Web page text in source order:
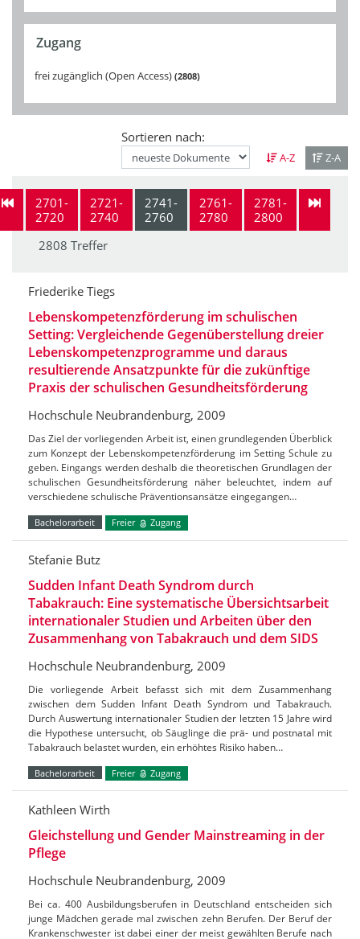
Zugang
frei zugänglich (Open Access) 2808
Sortieren nach:
A-Z Z-A
2701-
2720
2721-
2740
2741-
2760
2761-
2780
2781-
2800
2808 Treffer
Friederike Tiegs
Lebenskompetenzförderung im schulischen
Setting: Vergleichende Gegenüberstellung dreier
Lebenskompetenzprogramme und daraus
resultierende Ansatzpunkte für die zukünftige
Praxis der schulischen Gesundheitsförderung
Hochschule Neubrandenburg, 2009
Das Ziel der vorliegenden Arbeit ist, einen grundlegenden Überblick
zum Konzept der Lebenskompetenzförderung im Setting Schule zu
geben. Eingangs werden deshalb die theoretischen Grundlagen der
schulischen Gesundheitsförderung näher beleuchtet, indem auf
verschiedene schulische Präventionsansätze eingegangen…
Bachelorarbeit Freier Zugang
Stefanie Butz
Sudden Infant Death Syndrom durch
Tabakrauch: Eine systematische Übersichtsarbeit
internationaler Studien und Arbeiten über den
Zusammenhang von Tabakrauch und dem SIDS
Hochschule Neubrandenburg, 2009
Die vorliegende Arbeit befasst sich mit dem Zusammenhang
zwischen dem Sudden Infant Death Syndrom und Tabakrauch.
Durch Auswertung internationaler Studien der letzten 15 Jahre wird
die Hypothese untersucht, ob Säuglinge die prä- und postnatal mit
Tabakrauch belastet wurden, ein erhöhtes Risiko haben…
Bachelorarbeit Freier Zugang
Kathleen Wirth
Gleichstellung und Gender Mainstreaming in der
Pflege
Hochschule Neubrandenburg, 2009
Bei ca. 400 Ausbildungsberufen in Deutschland entscheiden sich
junge Mädchen gerade mal zwischen zehn Berufen. Der Beruf der
Krankenschwester ist dabei einer der meist gewählten Berufe nach